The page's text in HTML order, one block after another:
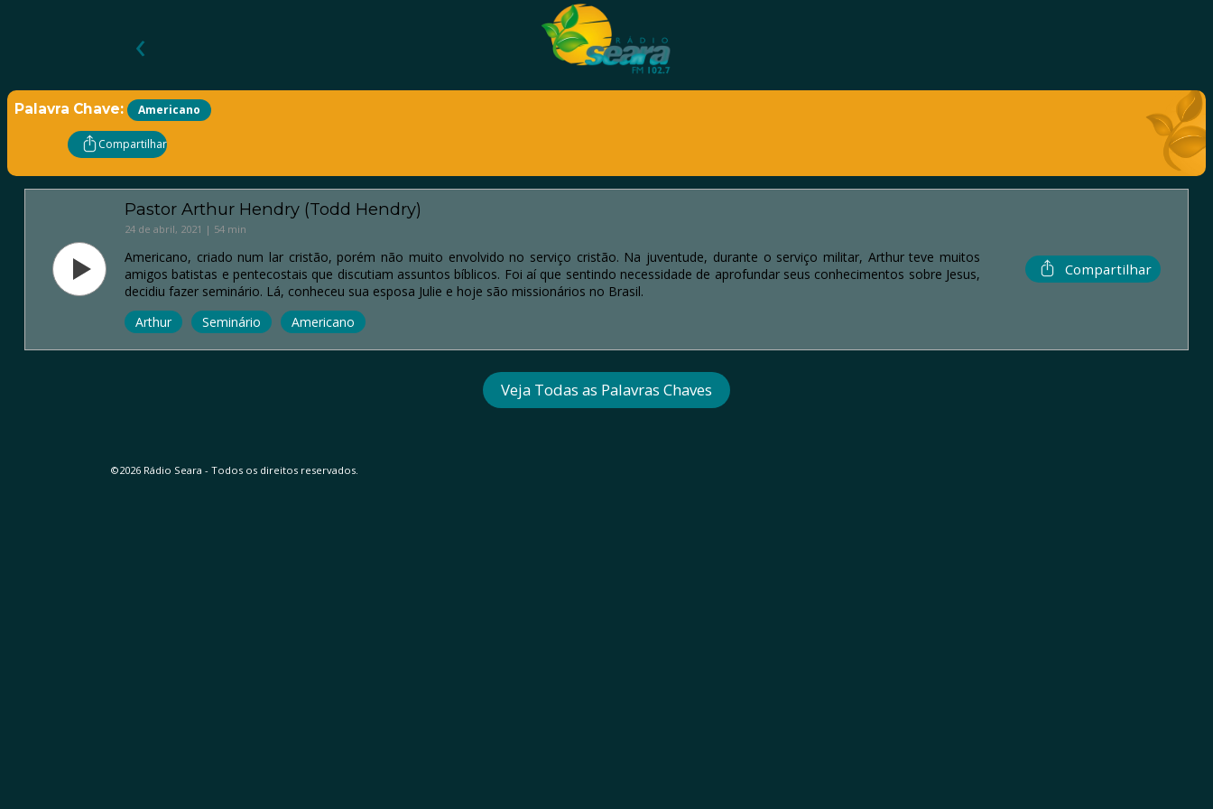
‹
Palavra Chave: Americano
Compartilhar
Pastor Arthur Hendry (Todd Hendry)
24 de abril, 2021 | 54 min
Americano, criado num lar cristão, porém não muito envolvido no serviço cristão. Na juventude, durante o serviço militar, Arthur teve muitos
amigos batistas e pentecostais que discutiam assuntos bíblicos. Foi aí que sentindo necessidade de aprofundar seus conhecimentos sobre Jesus,
decidiu fazer seminário. Lá, conheceu sua esposa Julie e hoje são missionários no Brasil.
Arthur
Seminário Americano
Compartilhar
Veja Todas as Palavras Chaves
©2026 Rádio Seara - Todos os direitos reservados.